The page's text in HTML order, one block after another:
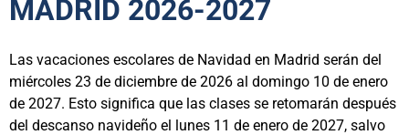
MADRID 2026-2027
Las vacaciones escolares de Navidad en Madrid serán del
miércoles 23 de diciembre de 2026 al domingo 10 de enero
de 2027. Esto significa que las clases se retomarán después
del descanso navideño el lunes 11 de enero de 2027, salvo